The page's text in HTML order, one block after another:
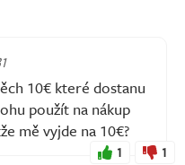
10€ které dostanu
použít na nákup
mě vyjde na 10€?
1 1